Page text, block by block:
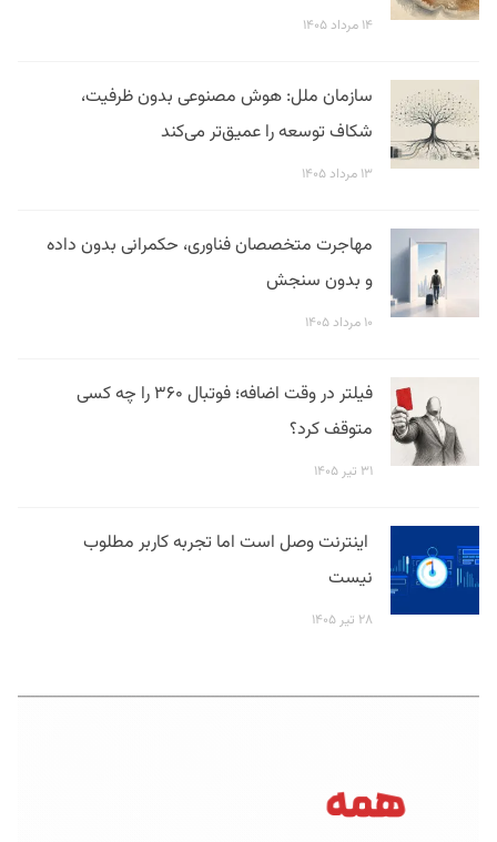
۱۴ مرداد ۱۴۰۵
سازمان ملل: هوش مصنوعی بدون ظرفیت،
شکاف توسعه را عمیق‌تر می‌کند
۱۳ مرداد ۱۴۰۵
مهاجرت متخصصان فناوری، حکمرانی بدون داده
و بدون سنجش
۱۰ مرداد ۱۴۰۵
فیلتر در وقت اضافه؛ فوتبال ۳۶۰ را چه کسی
متوقف کرد؟
۳۱ تیر ۱۴۰۵
اینترنت وصل است اما تجربه کاربر مطلوب
نیست
۲۸ تیر ۱۴۰۵